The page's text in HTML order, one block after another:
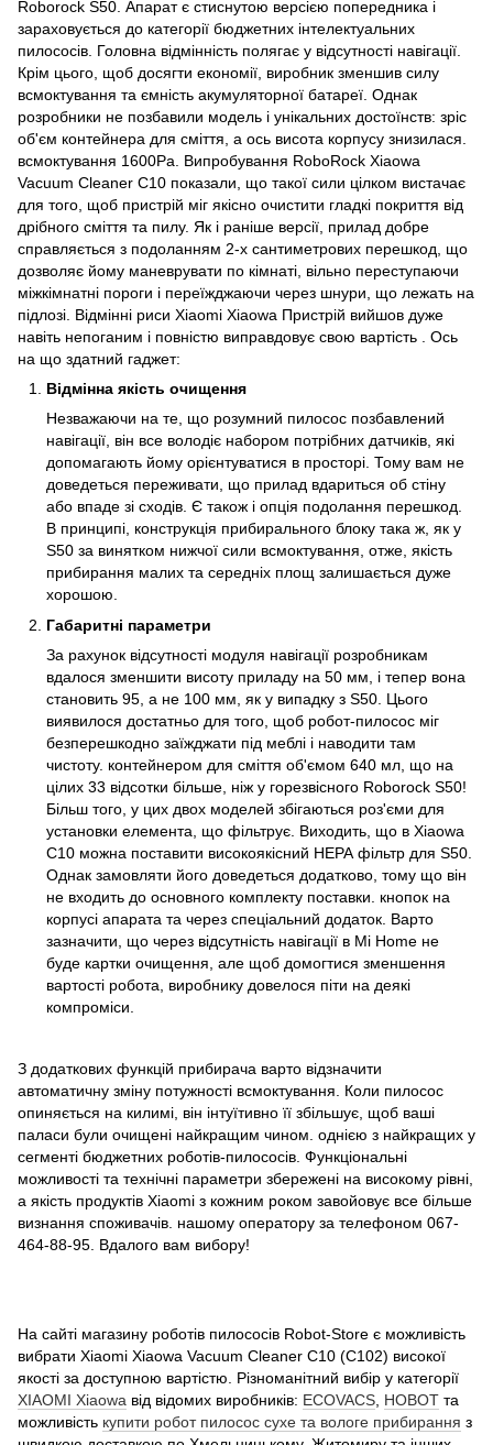
Roborock S50. Апарат є стиснутою версією попередника і
зараховується до категорії бюджетних інтелектуальних
пилососів. Головна відмінність полягає у відсутності навігації.
Крім цього, щоб досягти економії, виробник зменшив силу
всмоктування та ємність акумуляторної батареї. Однак
розробники не позбавили модель і унікальних достоїнств: зріс
об'єм контейнера для сміття, а ось висота корпусу знизилася.
всмоктування 1600Ра. Випробування RoboRock Xiaowa
Vacuum Cleaner C10 показали, що такої сили цілком вистачає
для того, щоб пристрій міг якісно очистити гладкі покриття від
дрібного сміття та пилу. Як і раніше версії, прилад добре
справляється з подоланням 2-х сантиметрових перешкод, що
дозволяє йому маневрувати по кімнаті, вільно переступаючи
міжкімнатні пороги і переїжджаючи через шнури, що лежать на
підлозі. Відмінні риси Xiaomi Xiaowa Пристрій вийшов дуже
навіть непоганим і повністю виправдовує свою вартість . Ось
на що здатний гаджет:
Відмінна якість очищення
Незважаючи на те, що розумний пилосос позбавлений
навігації, він все володіє набором потрібних датчиків, які
допомагають йому орієнтуватися в просторі. Тому вам не
доведеться переживати, що прилад вдариться об стіну
або впаде зі сходів. Є також і опція подолання перешкод.
В принципі, конструкція прибирального блоку така ж, як у
S50 за винятком нижчої сили всмоктування, отже, якість
прибирання малих та середніх площ залишається дуже
хорошою.
Габаритні параметри
За рахунок відсутності модуля навігації розробникам
вдалося зменшити висоту приладу на 50 мм, і тепер вона
становить 95, а не 100 мм, як у випадку з S50. Цього
виявилося достатньо для того, щоб робот-пилосос міг
безперешкодно заїжджати під меблі і наводити там
чистоту. контейнером для сміття об'ємом 640 мл, що на
цілих 33 відсотки більше, ніж у горезвісного Roborock S50!
Більш того, у цих двох моделей збігаються роз'єми для
установки елемента, що фільтрує. Виходить, що в Xiaowa
C10 можна поставити високоякісний НЕРА фільтр для S50.
Однак замовляти його доведеться додатково, тому що він
не входить до основного комплекту поставки. кнопок на
корпусі апарата та через спеціальний додаток. Варто
зазначити, що через відсутність навігації в Mi Home не
буде картки очищення, але щоб домогтися зменшення
вартості робота, виробнику довелося піти на деякі
компроміси.
З додаткових функцій прибирача варто відзначити
автоматичну зміну потужності всмоктування. Коли пилосос
опиняється на килимі, він інтуїтивно її збільшує, щоб ваші
паласи були очищені найкращим чином. однією з найкращих у
сегменті бюджетних роботів-пилососів. Функціональні
можливості та технічні параметри збережені на високому рівні,
а якість продуктів Xiaomi з кожним роком завойовує все більше
визнання споживачів. нашому оператору за телефоном 067-
464-88-95. Вдалого вам вибору!
На сайті магазину роботів пилососів Robot-Store є можливість
вибрати Xiaomi Xiaowa Vacuum Cleaner C10 (C102) високої
якості за доступною вартістю. Різноманітний вибір у категорії
XIAOMI Xiaowa від відомих виробників: ECOVACS HOBOT та
можливість купити робот пилосос сухе та вологе прибирання з